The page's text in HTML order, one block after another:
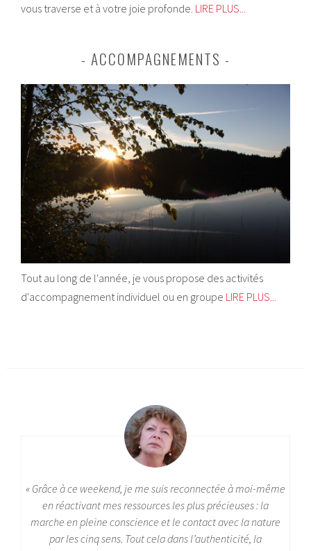
vous traverse et à votre joie profonde. LIRE PLUS...
ACCOMPAGNEMENTS
Tout au long de l'année, je vous propose des activités
d'accompagnement individuel ou en groupe LIRE PLUS...
« Grâce à ce weekend, je me suis reconnectée à moi-même
en réactivant mes ressources les plus précieuses : la
marche en pleine conscience et le contact avec la nature
par les cinq sens. Tout cela dans l’authenticité, la